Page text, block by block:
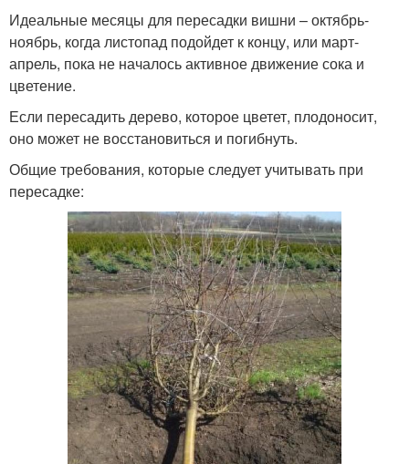
Идеальные месяцы для пересадки вишни – октябрь-
ноябрь, когда листопад подойдет к концу, или март-
апрель, пока не началось активное движение сока и
цветение.
Если пересадить дерево, которое цветет, плодоносит,
оно может не восстановиться и погибнуть.
Общие требования, которые следует учитывать при
пересадке: